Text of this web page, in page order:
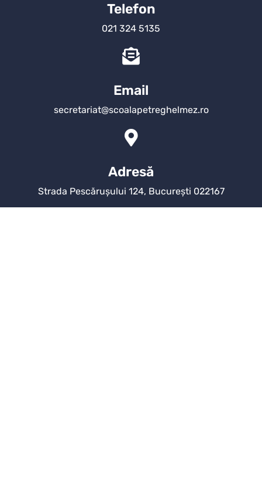
Telefon
021 324 5135
Email
secretariat@scoalapetreghelmez.ro
Adresă
Strada Pescărușului 124, București 022167